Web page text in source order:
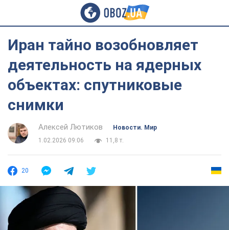
Иран тайно возобновляет
деятельность на ядерных
объектах: спутниковые
снимки
Алексей Лютиков
Новости. Мир
1.02.2026 09:06
11,8 т.
20